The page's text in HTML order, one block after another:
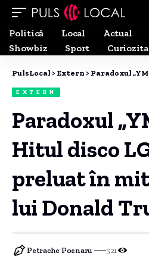
Politică
Local Actual
Showbiz
Sport
PulsLocal > Extern > Paradoxul „YMCA”: Hitul
EXTERN
Paradoxul
Hitul disco
preluat în
lui Donald
Petrache Poenaru 521